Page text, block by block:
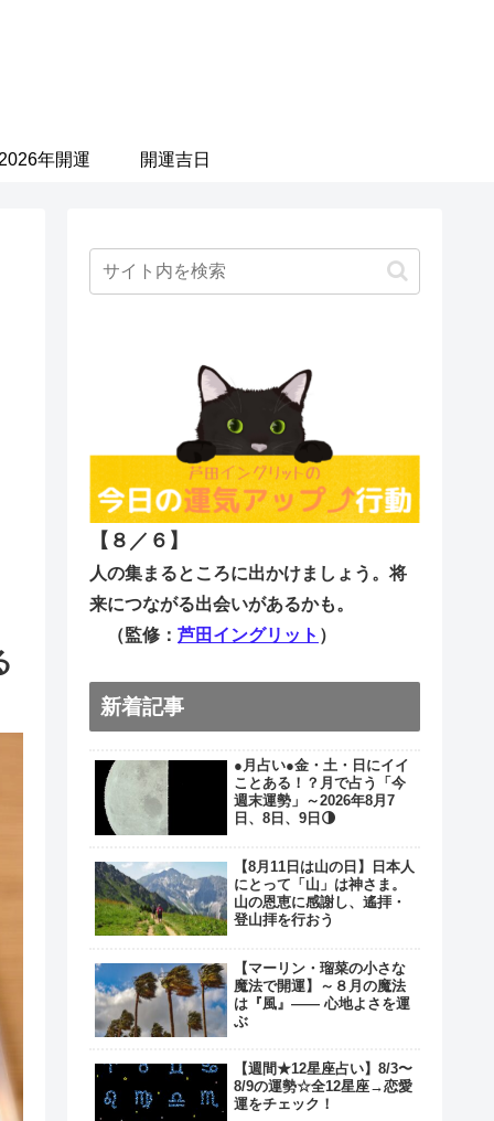
年開運 開運吉日
【８／６ 】
人の集まるところに出かけましょう。将
来につながる出会いがあるかも。
（監修： 芦田イングリット ）
新着記事
●月占い●金・土・日にイイ
ことある！？月で占う「今
週末運勢」～2026年8月7
日、8日、9日🌗
【8月11日は山の日】日本人
にとって「山」は神さま。
山の恩恵に感謝し、遙拝・
登山拝を行おう
【マーリン・瑠菜の小さな
魔法で開運】～８月の魔法
は『風』―― 心地よさを運
ぶ
【週間★12星座占い】8/3〜
8/9の運勢☆全12星座→恋愛
運をチェック！